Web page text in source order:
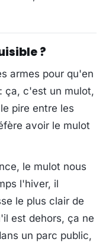
?
armes pour qu'en
ça, c'est un mulot,
pire entre les
avoir le mulot
le mulot nous
l'hiver, il
le plus clair de
est dehors, ça ne
un parc public,